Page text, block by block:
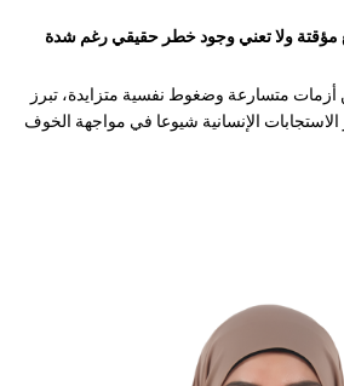
مؤقتة ولا تعني وجود خطر حقيقي رغم شدة
متسارعة وضغوط نفسية متزايدة، تبرز
الاستجابات الإنسانية شيوعا في مواجهة الخوف